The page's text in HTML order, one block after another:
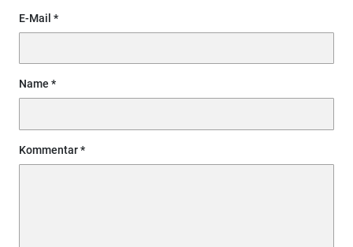
E-Mail
Name
Kommentar